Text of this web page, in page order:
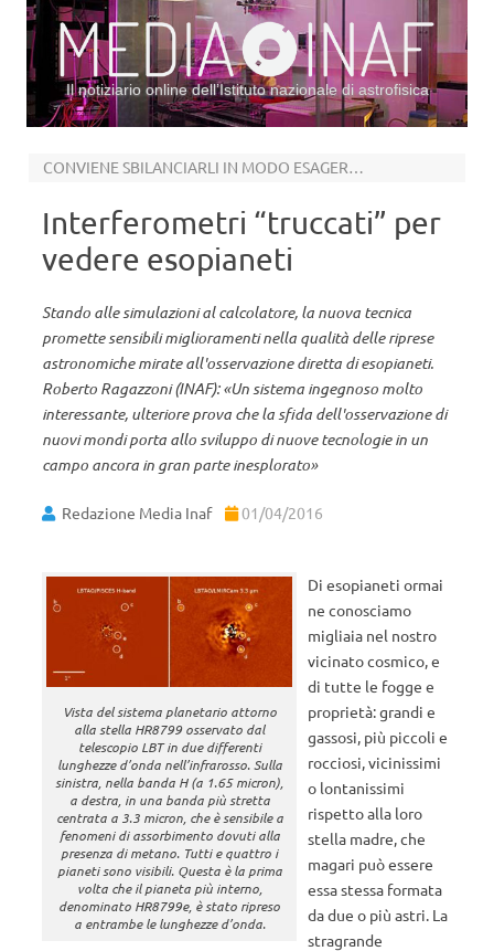
Il notiziario online dell’Istituto nazionale di astrofisica
CONVIENE SBILANCIARLI IN MODO ESAGERATO
Interferometri “truccati” per
vedere esopianeti
Stando alle simulazioni al calcolatore, la nuova tecnica
promette sensibili miglioramenti nella qualità delle riprese
astronomiche mirate all'osservazione diretta di esopianeti.
Roberto Ragazzoni (INAF): «Un sistema ingegnoso molto
interessante, ulteriore prova che la sfida dell'osservazione di
nuovi mondi porta allo sviluppo di nuove tecnologie in un
campo ancora in gran parte inesplorato»
Redazione Media Inaf 01/04/2016
Vista del sistema planetario attorno
alla stella HR8799 osservato dal
telescopio LBT in due differenti
lunghezze d’onda nell’infrarosso. Sulla
sinistra, nella banda H (a 1.65 micron),
a destra, in una banda più stretta
centrata a 3.3 micron, che è sensibile a
fenomeni di assorbimento dovuti alla
presenza di metano. Tutti e quattro i
pianeti sono visibili. Questa è la prima
volta che il pianeta più interno,
denominato HR8799e, è stato ripreso
a entrambe le lunghezze d’onda.
Di esopianeti ormai
ne conosciamo
migliaia nel nostro
vicinato cosmico, e
di tutte le fogge e
proprietà: grandi e
gassosi, più piccoli e
rocciosi, vicinissimi
o lontanissimi
rispetto alla loro
stella madre, che
magari può essere
essa stessa formata
da due o più astri. La
stragrande